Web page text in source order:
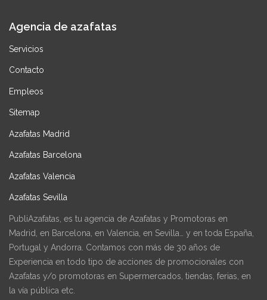
Agencia de azafatas
Servicios
Contacto
Empleos
Sitemap
Azafatas Madrid
Azafatas Barcelona
Azafatas Valencia
Azafatas Sevilla
PubliAzafatas, es tu agencia de Azafatas y Promotoras en
Madrid, en Barcelona, en Valencia, en Sevilla… y en toda España,
Portugal y Andorra. Contamos con más de 30 años de
Experiencia en todo tipo de acciones de promocionales con
Azafatas y/o promotoras en Supermercados, tiendas, ferias, en
la vía pública etc.